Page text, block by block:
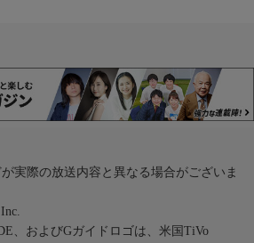
実際の放送内容と異なる場合がございま
、およびGガイドロゴは、米国TiVo